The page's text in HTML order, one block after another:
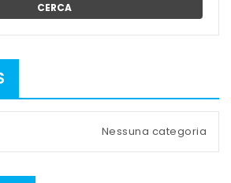
CERCA
Nessuna categoria